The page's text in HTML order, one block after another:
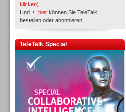
klicken)
Und
hier können Sie TeleTalk
bestellen oder abonnieren!
TeleTalk Special
Personal